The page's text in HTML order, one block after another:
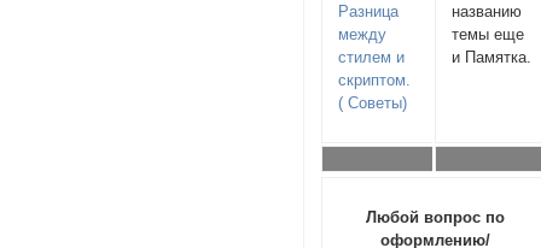
Разница
между
стилем и
скриптом.
( Советы)
названию
темы еще
и Памятка.
Любой вопрос по
оформлению/